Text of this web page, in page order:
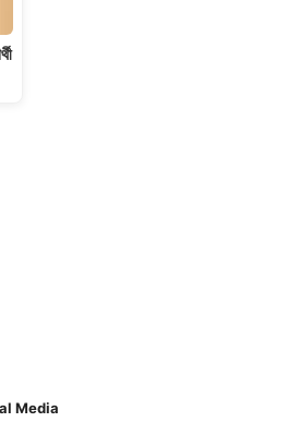
Media